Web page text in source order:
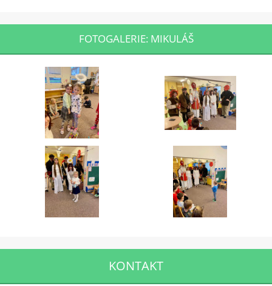
FOTOGALERIE: MIKULÁŠ
KONTAKT